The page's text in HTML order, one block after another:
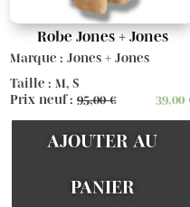
Robe Jones + Jones
Marque : Jones + Jones
Taille : M, S
Prix neuf :95,00€ 39,00
AJOUTER AU
PANIER